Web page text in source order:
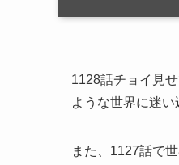
1128話チョイ見
ような世界に迷い
また、1127話で